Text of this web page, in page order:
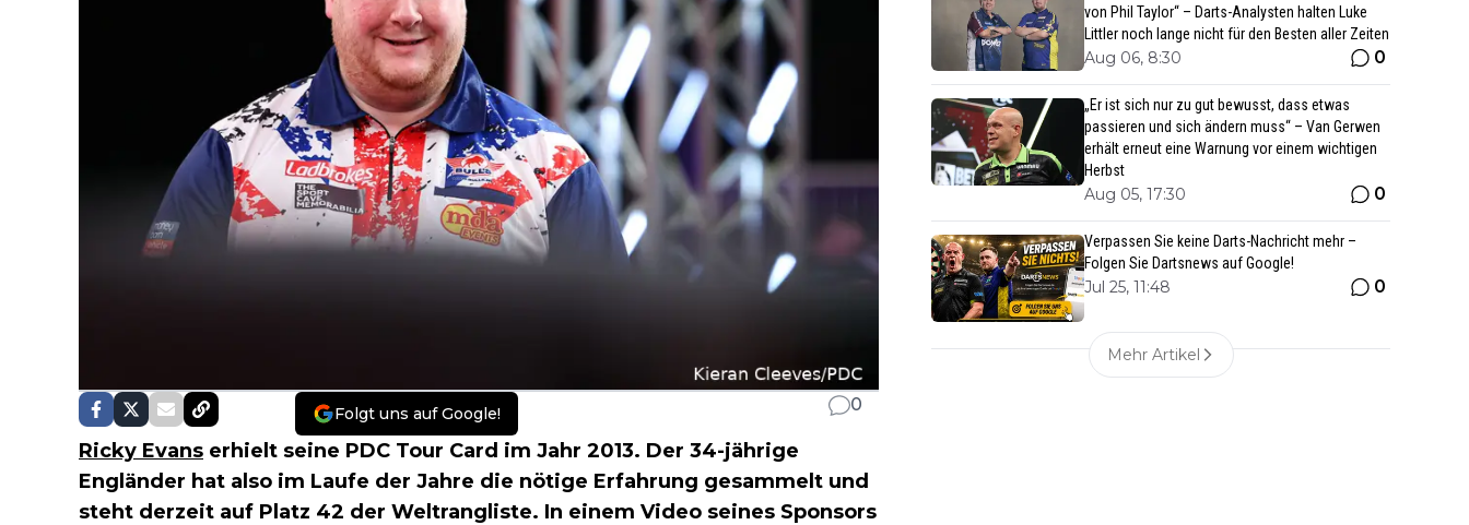
Folgt uns auf Google! 0
Ricky Evans erhielt seine PDC Tour Card im Jahr 2013. Der 34-jährige
Engländer hat also im Laufe der Jahre die nötige Erfahrung gesammelt und
steht derzeit auf Platz 42 der Weltrangliste. In einem Video seines Sponsors
von Phil Taylor“ – Darts-Analysten halten Luke
Littler noch lange nicht für den Besten aller Zeiten
Aug 06, 8:30 0
„Er ist sich nur zu gut bewusst, dass etwas
passieren und sich ändern muss“ – Van Gerwen
erhält erneut eine Warnung vor einem wichtigen
Herbst
Aug 05, 17:30 0
Verpassen Sie keine Darts-Nachricht mehr –
Folgen Sie Dartsnews auf Google!
Jul 25, 11:48 0
Mehr Artikel